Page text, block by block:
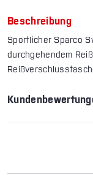
Beschreibung
Sportlicher Sparco
durchgehendem